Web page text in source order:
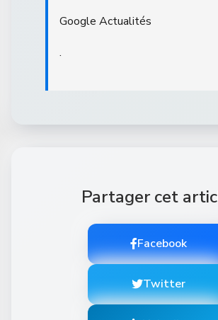
Google Actualités
.
Partager cet
Facebook
Twitter